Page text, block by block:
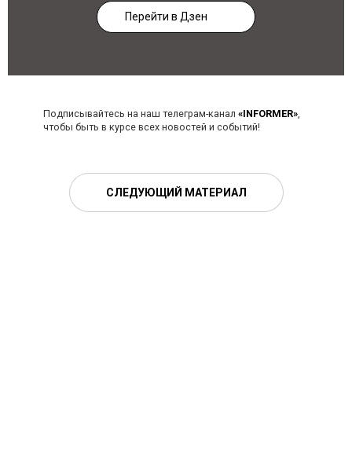
Перейти в Дзен
Подписывайтесь на наш телеграм-канал «INFORMER»,
чтобы быть в курсе всех новостей и событий!
СЛЕДУЮЩИЙ МАТЕРИАЛ